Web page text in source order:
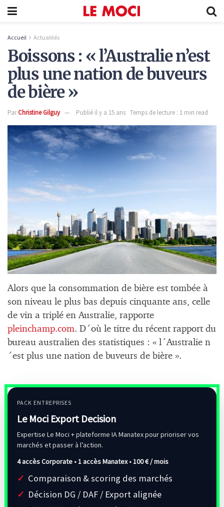
Accueil Actualités
Boissons : « l’Australie n’est
plus une nation de buveurs
de bière »
ParChristine Gilguy Publié il y a 15 ans Temps de lecture : 1 min read
Alors que la consommation de bière est tombée à
son niveau le plus bas depuis cinquante ans, celle
de vin a triplé en Australie, rapporte
pleinchamp.com. D´où le titre du récent rapport du
bureau australien des statistiques : « l´Australie n
´est plus une nation de buveurs de bière ».
PACK ENTREPRISES
Le Moci Export Decision
Expertise Le Moci + plateforme IA Manatex pour prioriser vos
marchés et passer à l’action.
4 accès Corporate • 1 accès Manatex •100 € / mois
Comparaison & scoring des marchés
Décision DG / DAF / Export alignée